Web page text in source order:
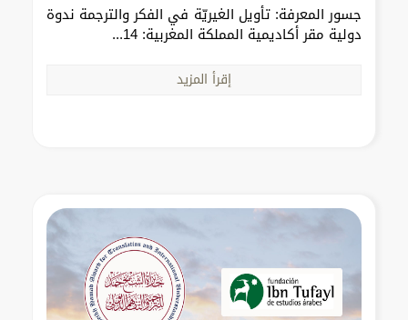
جسور المعرفة: تأويل الغيريّة في الفكر والترجمة ندوة
دولية مقر أكاديمية المملكة المغربية: 14...
إقرأ المزيد